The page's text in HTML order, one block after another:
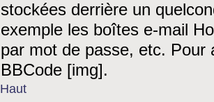
stockées derrière un
exemple les boîtes e-mail
par mot de passe, etc. Pour
BBCode [img].
Haut